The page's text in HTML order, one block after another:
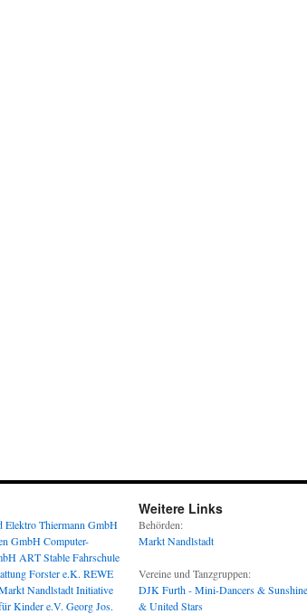
Elektro Thiermann GmbH
GmbHComputer-
ART StableFahrschule
Forster e.K. REWE
NandlstadtInitiative
Kinder e.V. Georg Jos.
Weitere Links
Behörden:
Markt Nandlstadt
Vereine und Tanzgruppen:
DJK Furth - Mini-Dancers &
& United Stars